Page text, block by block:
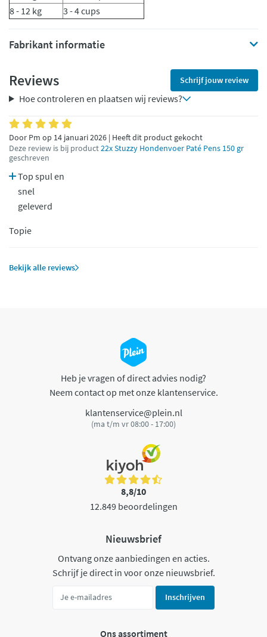
8 - 12 kg
3 - 4 cups
Fabrikant informatie
Reviews Schrijf jouw review
Hoe controleren en plaatsen wij reviews?
Door Pm op 14 januari 2026 | Heeft dit product gekocht
Deze review is bij product22x Stuzzy Hondenvoer Paté Pens 150 gr
geschreven
Top spul en
snel
geleverd
Topie
Bekijk alle reviews
Heb je vragen of direct advies nodig?
Neem contact op met onze klantenservice.
klantenservice@plein.nl
(ma t/m vr 08:00 - 17:00)
8,8/10
12.849 beoordelingen
Nieuwsbrief
Ontvang onze aanbiedingen en acties.
Schrijf je direct in voor onze nieuwsbrief.
Inschrijven
Ons assortiment